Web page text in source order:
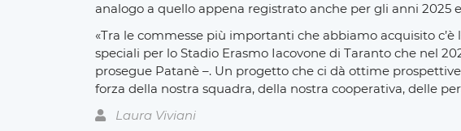
analogo a quello appena registrato anche per gli anni 2025
«Tra le commesse più importanti che abbiamo acquisito
speciali per lo Stadio Erasmo Iacovone di Taranto che nel
prosegue Patanè –. Un progetto che ci dà ottime
forza della nostra squadra, della nostra cooperativa, delle
Laura Viviani